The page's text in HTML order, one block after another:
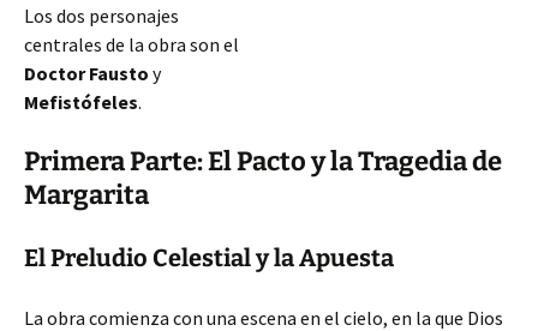
Los dos personajes
centrales de la obra son el
Doctor Fausto y
Mefistófeles.
Primera Parte: El Pacto y la Tragedia de
Margarita
El Preludio Celestial y la Apuesta
La obra comienza con una escena en el cielo, en la que Dios